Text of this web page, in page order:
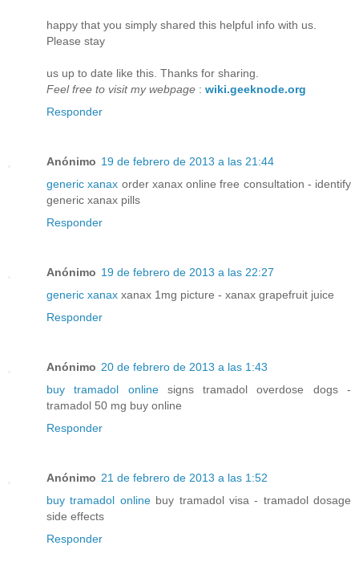
happy that you simply shared this helpful info with us.
Please stay
us up to date like this. Thanks for sharing.
Feel free to visit my webpage : wiki.geeknode.org
Responder
Anónimo 19 de febrero de 2013 a las 21:44
generic xanax order xanax online free consultation - identify
generic xanax pills
Responder
Anónimo 19 de febrero de 2013 a las 22:27
generic xanax xanax 1mg picture - xanax grapefruit juice
Responder
Anónimo 20 de febrero de 2013 a las 1:43
buy tramadol onlinesigns tramadol overdose dogs -
tramadol 50 mg buy online
Responder
Anónimo 21 de febrero de 2013 a las 1:52
buy tramadol onlinebuy tramadol visa - tramadol dosage
side effects
Responder